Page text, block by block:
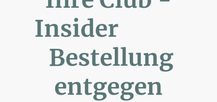
Insider
Bestellung
entgegen